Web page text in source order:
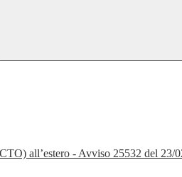
all’estero - Avviso 25532 del